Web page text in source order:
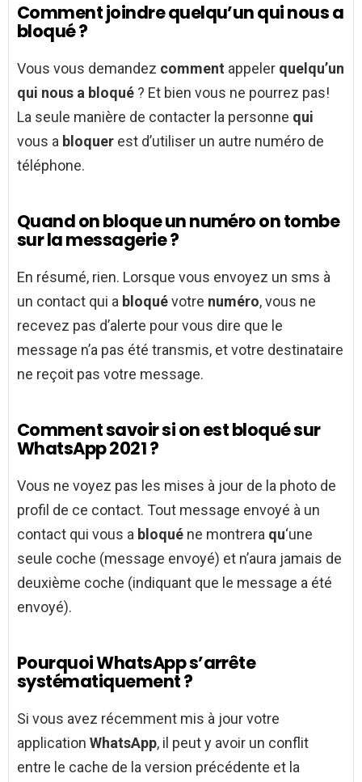
Comment joindre quelqu’un qui nous a
bloqué ?
Vous vous demandez comment appeler quelqu’un
qui nous a bloqué ? Et bien vous ne pourrez pas!
La seule manière de contacter la personne qui
vous a bloquer est d’utiliser un autre numéro de
téléphone.
Quand on bloque un numéro on tombe
sur la messagerie ?
En résumé, rien. Lorsque vous envoyez un sms à
un contact qui a bloquévotre numéro, vous ne
recevez pas d’alerte pour vous dire que le
message n’a pas été transmis, et votre destinataire
ne reçoit pas votre message.
Comment savoir si on est bloqué sur
WhatsApp 2021 ?
Vous ne voyez pas les mises à jour de la photo de
profil de ce contact. Tout message envoyé à un
contact qui vous a bloqué ne montrera qu‘une
seule coche (message envoyé) et n’aura jamais de
deuxième coche (indiquant que le message a été
envoyé).
Pourquoi WhatsApp s’arrête
systématiquement ?
Si vous avez récemment mis à jour votre
application WhatsApp, il peut y avoir un conflit
entre le cache de la version précédente et la